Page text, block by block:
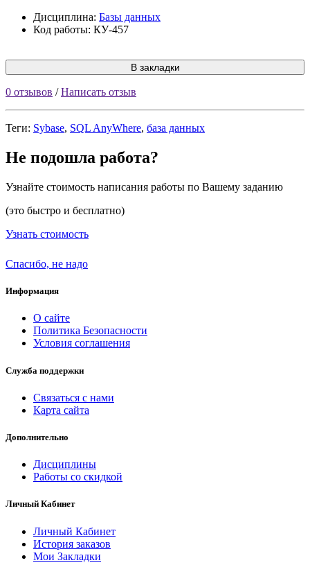
Дисциплина: Базы данных
Код работы: КУ-457
В закладки
0 отзывов /Написать отзыв
Теги: Sybase, SQL AnyWhere, база данных
Не подошла работа?
Узнайте стоимость написания работы по Вашему заданию
(это быстро и бесплатно)
Узнать стоимость
Спасибо, не надо
Информация
О сайте
Политика Безопасности
Условия соглашения
Служба поддержки
Связаться с нами
Карта сайта
Дополнительно
Дисциплины
Работы со скидкой
Личный Кабинет
Личный Кабинет
История заказов
Мои Закладки